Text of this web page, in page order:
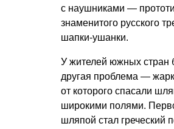
с наушниками —
знаменитого русского
шапки-ушанки.
У жителей южных стран
другая проблема —
от которого спасали
широкими полями.
шляпой стал греческий